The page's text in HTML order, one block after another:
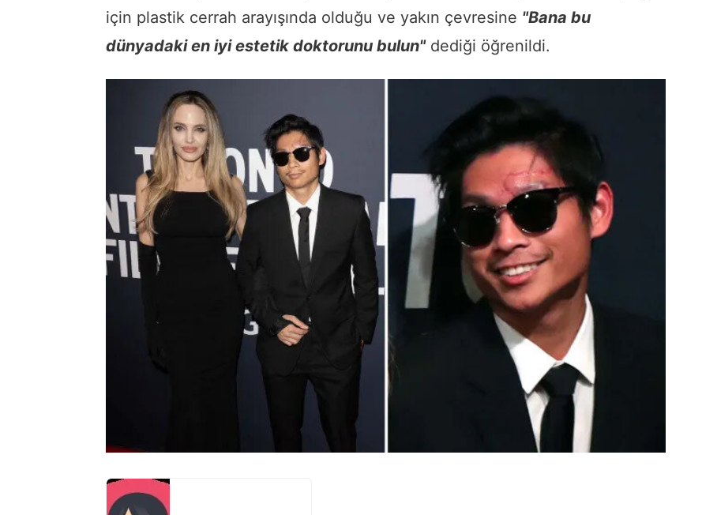
için plastik cerrah arayışında olduğu ve yakın çevresine "Bana bu
dünyadaki en iyi estetik doktorunu bulun"dediği öğrenildi.